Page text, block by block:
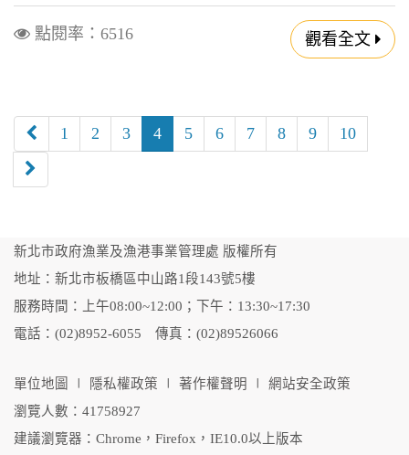
點閱率：6516 觀看全文
一
1 2 3 4 5 6 7 8 9
10
一
新北市政府漁業及漁港事業管理處 版權所有
地址：新北市板橋區中山路1段143號5樓
服務時間：上午08:00~12:00；下午：13:30~17:30
電話：(02)8952-6055 傳真：(02)89526066
單位地圖 ∣ 隱私權政策 ∣ 著作權聲明 ∣ 網站安全政策
瀏覽人數：41758927
建議瀏覽器：Chrome，Firefox，IE10.0以上版本